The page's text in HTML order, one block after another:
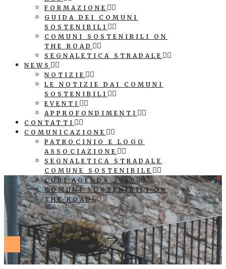
FORMAZIONE
GUIDA DEI COMUNI
SOSTENIBILI
COMUNI SOSTENIBILI ON
THE ROAD
SEGNALETICA STRADALE
NEWS
NOTIZIE
LE NOTIZIE DAI COMUNI
SOSTENIBILI
EVENTI
APPROFONDIMENTI
CONTATTI
COMUNICAZIONE
PATROCINIO E LOGO
ASSOCIAZIONE
SEGNALETICA STRADALE
COMUNE SOSTENIBILE
CUBI AGENDA 2030
COMUNI SOSTENIBILI ON
THE ROAD